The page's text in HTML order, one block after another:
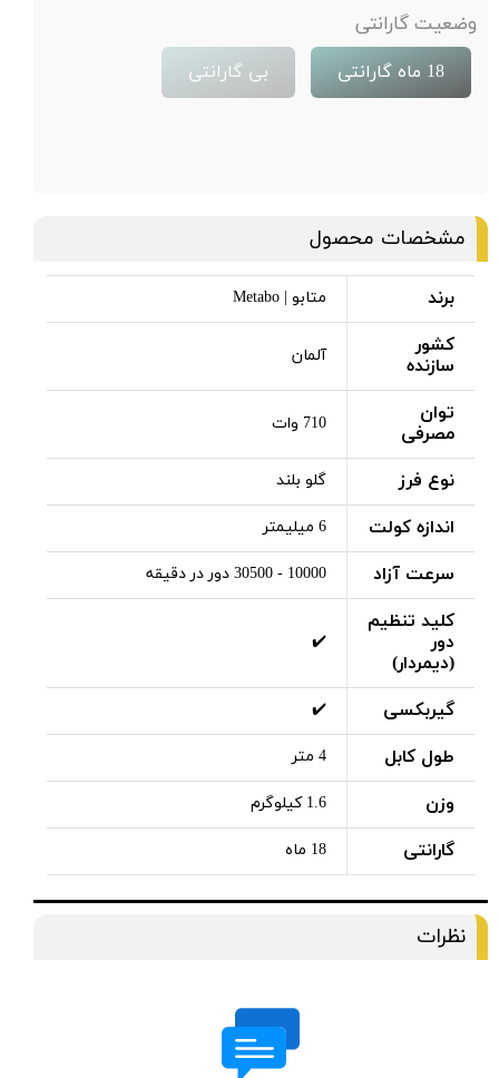
وضعیت گارانتی
18 ماه گارانتی بی گارانتی
مشخصات محصول
برند متابو | Metabo
کشور
سازنده
آلمان
توان
مصرفی
710 وات
نوع فرز گلو بلند
اندازه کولت 6 میلیمتر
سرعت آزاد 10000 - 30500 دور در دقیقه
کلید تنظیم
دور
(دیمردار)
✔️
گیربکسی ✔️
طول کابل 4 متر
وزن 1.6 کیلوگرم
گارانتی 18 ماه
نظرات